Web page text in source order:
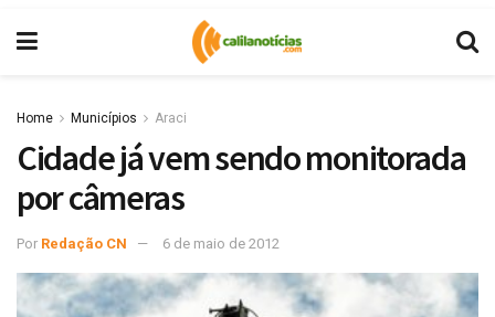
Home Municípios Araci
Cidade já vem sendo monitorada
por câmeras
Por Redação CN 6 de maio de 2012